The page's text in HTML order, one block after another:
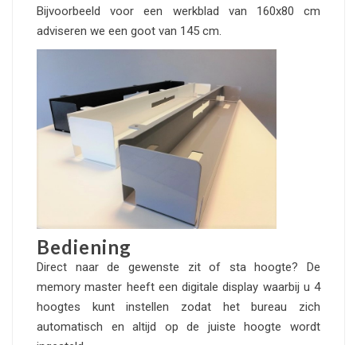
Bijvoorbeeld voor een werkblad van 160x80 cm
adviseren we een goot van 145 cm.
Bediening
Direct naar de gewenste zit of sta hoogte? De
memory master heeft een digitale display waarbij u 4
hoogtes kunt instellen zodat het bureau zich
automatisch en altijd op de juiste hoogte wordt